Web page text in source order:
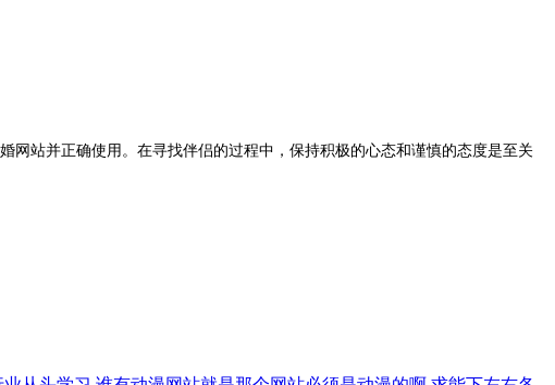
站并正确使用。在寻找伴侣的过程中，保持积极的心态和谨慎的态度是至关